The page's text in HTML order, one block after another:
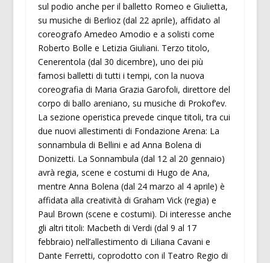
sul podio anche per il balletto Romeo e Giulietta,
su musiche di Berlioz (dal 22 aprile), affidato al
coreografo Amedeo Amodio e a solisti come
Roberto Bolle e Letizia Giuliani. Terzo titolo,
Cenerentola (dal 30 dicembre), uno dei più
famosi balletti di tutti i tempi, con la nuova
coreografia di Maria Grazia Garofoli, direttore del
corpo di ballo areniano, su musiche di Prokof’ev.
La sezione operistica prevede cinque titoli, tra cui
due nuovi allestimenti di Fondazione Arena: La
sonnambula di Bellini e ad Anna Bolena di
Donizetti. La Sonnambula (dal 12 al 20 gennaio)
avrà regia, scene e costumi di Hugo de Ana,
mentre Anna Bolena (dal 24 marzo al 4 aprile) è
affidata alla creatività di Graham Vick (regia) e
Paul Brown (scene e costumi). Di interesse anche
gli altri titoli: Macbeth di Verdi (dal 9 al 17
febbraio) nell’allestimento di Liliana Cavani e
Dante Ferretti, coprodotto con il Teatro Regio di